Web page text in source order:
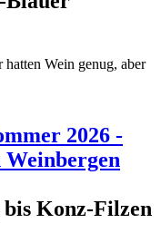
Wein genug, aber
2026 -
Weinbergen
Konz-Filzen